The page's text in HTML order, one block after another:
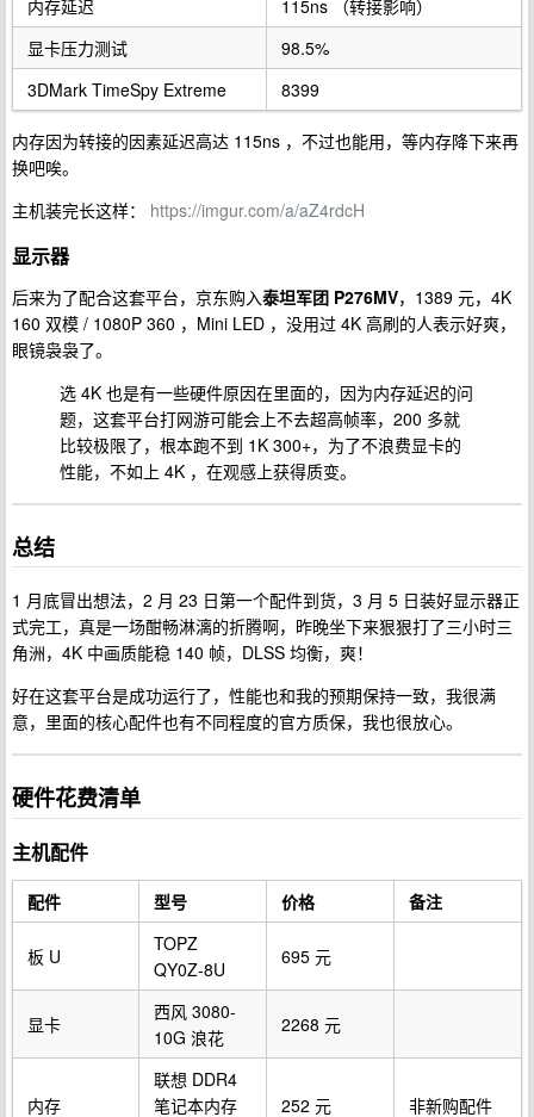
内存延迟
115ns （转接影响）
显卡压力测试
98.5%
3DMark TimeSpy Extreme
8399
内存因为转接的因素延迟高达 115ns ，不过也能用，等内存降下来再
换吧唉。
主机装完长这样： https://imgur.com/a/aZ4rdcH
显示器
后来为了配合这套平台，京东购入泰坦军团 P276MV，1389 元，4K
160 双模 / 1080P 360 ，Mini LED ，没用过 4K 高刷的人表示好爽，
眼镜袅袅了。
选 4K 也是有一些硬件原因在里面的，因为内存延迟的问
题，这套平台打网游可能会上不去超高帧率，200 多就
比较极限了，根本跑不到 1K 300+，为了不浪费显卡的
性能，不如上 4K ，在观感上获得质变。
总结
1 月底冒出想法，2 月 23 日第一个配件到货，3 月 5 日装好显示器正
式完工，真是一场酣畅淋漓的折腾啊，昨晚坐下来狠狠打了三小时三
角洲，4K 中画质能稳 140 帧，DLSS 均衡，爽！
好在这套平台是成功运行了，性能也和我的预期保持一致，我很满
意，里面的核心配件也有不同程度的官方质保，我也很放心。
硬件花费清单
主机配件
配件 型号 价格 备注
板 U
TOPZ
QY0Z-8U
695 元
显卡
西风 3080-
10G 浪花
2268 元
内存
联想 DDR4
笔记本内存
252 元 非新购配件